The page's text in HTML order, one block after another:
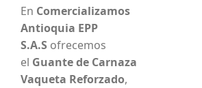
En Comercializamos
Antioquia EPP
S.A.S ofrecemos
el Guante de Carnaza
Vaqueta Reforzado,